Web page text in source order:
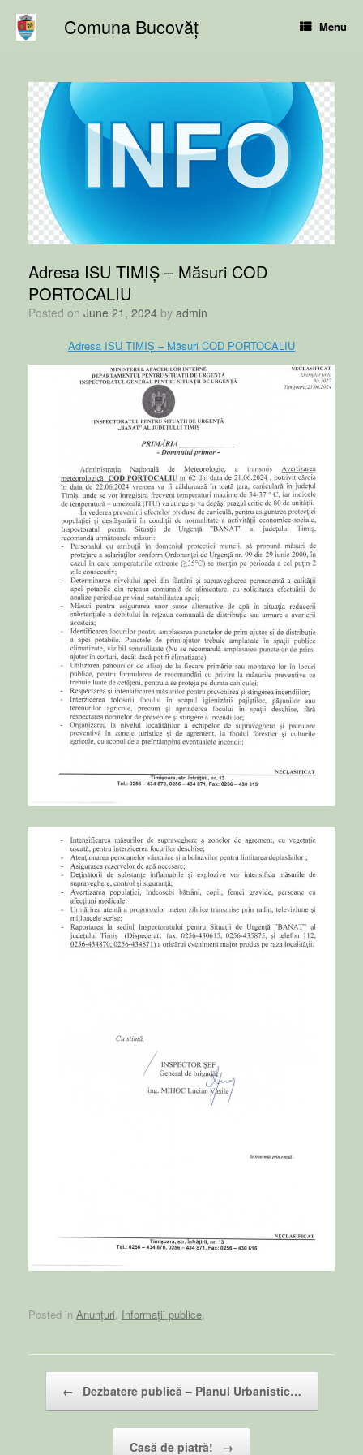
content
Comuna Bucovăț Menu
Adresa ISU TIMIȘ – Măsuri COD
PORTOCALIU
Posted on June 21, 2024 by admin
Adresa ISU TIMIȘ – Măsuri COD PORTOCALIU
Posted in Anunțuri, Informații publice.
← Dezbatere publică – Planul Urbanistic…
Casă de piatră! →